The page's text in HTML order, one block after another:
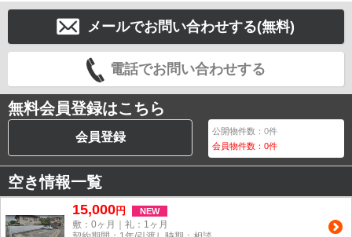
メールでお問い合わせする(無料)
電話でお問い合わせする
無料会員登録はこちら
会員登録 公開物件数：0件
会員物件数：0件
空き情報一覧
15,000円 NEW
敷：0ヶ月｜礼：1ヶ月